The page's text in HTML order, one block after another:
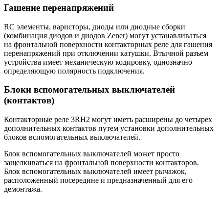
Гашение перенапряжений
RC элементы, варисторы, диоды или диодные сборки
(комбинация диодов и диодов Zener) могут устанавливаться
на фронтальной поверхности контакторных реле для гашения
перенапряжений при отключении катушки. Втычной разъем
устройства имеет механическую кодировку, однозначно
определяющую полярность подключения.
Блоки вспомогательных выключателей
(контактов)
Контакторные реле 3RH2 могут иметь расширены до четырех
дополнительных контактов путем установки дополнительных
блоков вспомогательных выключателей.
Блок вспомогательных выключателей может просто
защелкиваться на фронтальной поверхности контакторов.
Блок вспомогательных выключателей имеет рычажок,
расположенный посередине и предназначенный для его
демонтажа.